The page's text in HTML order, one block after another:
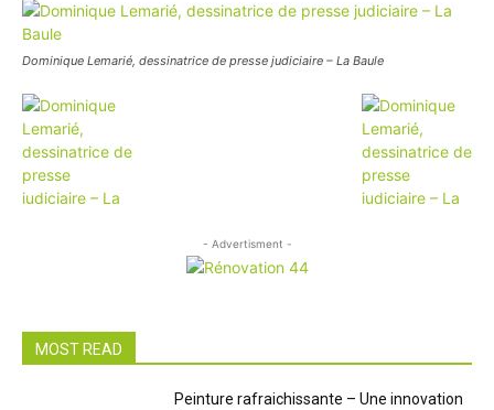
Dominique Lemarié, dessinatrice de presse judiciaire – La Baule
- Advertisment -
MOST READ
Peinture rafraichissante – Une innovation